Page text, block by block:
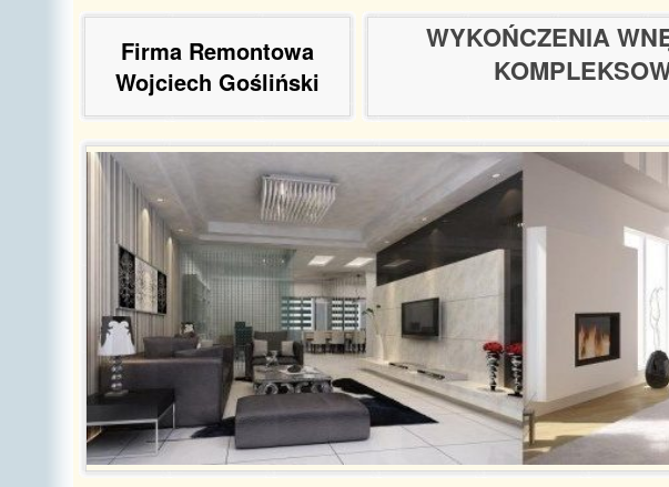
Firma Remontowa
Wojciech Gośliński
WYKOŃCZENIA